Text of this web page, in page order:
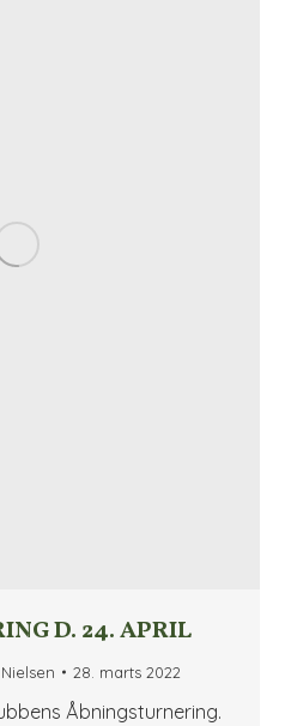
D. 24. APRIL
28. marts 2022
Åbningsturnering.